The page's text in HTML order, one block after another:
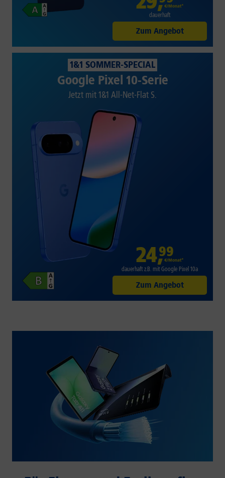
€/Monat*
dauerhaft
Zum Angebot
1&1 SOMMER-SPECIAL
Google Pixel 10-Serie
Jetzt mit 1&1 All-Net-Flat S.
24,99
€/Monat*
dauerhaft z.B. mit Google Pixel 10a
Zum Angebot